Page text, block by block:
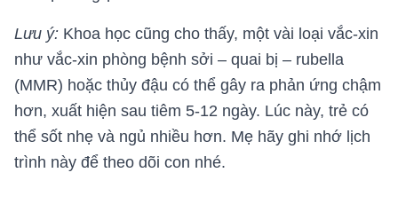
Lưu ý: Khoa học cũng cho thấy, một vài loại vắc-xin
như vắc-xin phòng bệnh sởi – quai bị – rubella
(MMR) hoặc thủy đậu có thể gây ra phản ứng chậm
hơn, xuất hiện sau tiêm 5-12 ngày. Lúc này, trẻ có
thể sốt nhẹ và ngủ nhiều hơn. Mẹ hãy ghi nhớ lịch
trình này để theo dõi con nhé.